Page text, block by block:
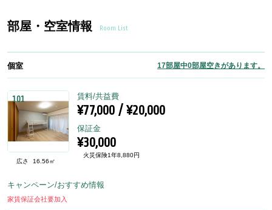
部屋・空室情報 Room List
個室 17部屋中0部屋空きがあります。
101
広さ 16.56㎡
賃料/共益費
¥77,000 / ¥20,000
保証金
¥30,000
火災保険1年8,880円
キャンペーン/おすすめ情報
家賃保証会社要加入